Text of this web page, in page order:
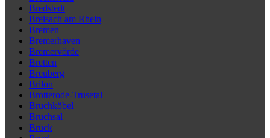
Bredstedt
Breisach am Rhein
Bremen
Bremerhaven
Bremervörde
Bretten
Breuberg
Brilon
Brotterode-Trusetal
Bruchköbel
Bruchsal
Brück